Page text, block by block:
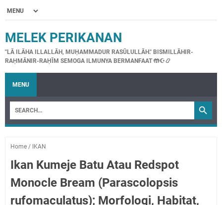
MELEK PERIKANAN
"LĀ ILĀHA ILLALLĀH, MUḤAMMADUR RASŪLULLĀH." BISMILLĀHIR-
RAḤMĀNIR-RAḤĪM SEMOGA ILMUNYA BERMANFAAT 🤲☪📿
MENU
Home / IKAN
Ikan Kumeje Batu Atau Redspot
Monocle Bream (Parascolopsis
rufomaculatus); Morfologi, Habitat,